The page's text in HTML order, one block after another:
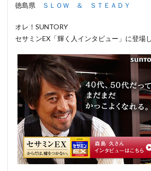
徳島県
ＳＬＯＷ ＆ ＳＴＥＡＤＹ
オレ！SUNTORY
セサミンEX「輝く人インタビュー」に登場